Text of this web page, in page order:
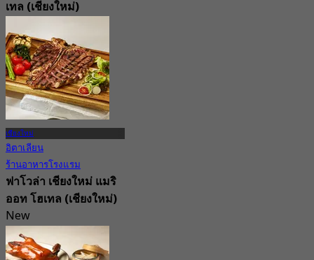
เทล (เชียงใหม่)
4.6
จาก฿ 890
เชียงใหม่
อิตาเลียน
ร้านอาหารโรงแรม
ฟาโวล่า เชียงใหม่ แมริ
ออท โฮเทล (เชียงใหม่)
New
4.2
จาก฿ 1,590